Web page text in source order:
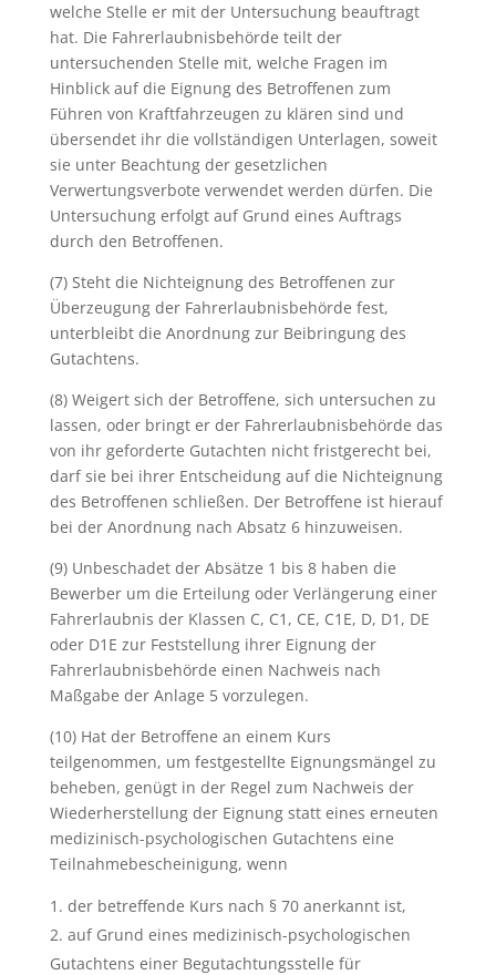
welche Stelle er mit der Untersuchung beauftragt
hat. Die Fahrerlaubnisbehörde teilt der
untersuchenden Stelle mit, welche Fragen im
Hinblick auf die Eignung des Betroffenen zum
Führen von Kraftfahrzeugen zu klären sind und
übersendet ihr die vollständigen Unterlagen, soweit
sie unter Beachtung der gesetzlichen
Verwertungsverbote verwendet werden dürfen. Die
Untersuchung erfolgt auf Grund eines Auftrags
durch den Betroffenen.
(7) Steht die Nichteignung des Betroffenen zur
Überzeugung der Fahrerlaubnisbehörde fest,
unterbleibt die Anordnung zur Beibringung des
Gutachtens.
(8) Weigert sich der Betroffene, sich untersuchen zu
lassen, oder bringt er der Fahrerlaubnisbehörde das
von ihr geforderte Gutachten nicht fristgerecht bei,
darf sie bei ihrer Entscheidung auf die Nichteignung
des Betroffenen schließen. Der Betroffene ist hierauf
bei der Anordnung nach Absatz 6 hinzuweisen.
(9) Unbeschadet der Absätze 1 bis 8 haben die
Bewerber um die Erteilung oder Verlängerung einer
Fahrerlaubnis der Klassen C, C1, CE, C1E, D, D1, DE
oder D1E zur Feststellung ihrer Eignung der
Fahrerlaubnisbehörde einen Nachweis nach
Maßgabe der Anlage 5 vorzulegen.
(10) Hat der Betroffene an einem Kurs
teilgenommen, um festgestellte Eignungsmängel zu
beheben, genügt in der Regel zum Nachweis der
Wiederherstellung der Eignung statt eines erneuten
medizinisch-psychologischen Gutachtens eine
Teilnahmebescheinigung, wenn
der betreffende Kurs nach § 70 anerkannt ist,
auf Grund eines medizinisch-psychologischen
Gutachtens einer Begutachtungsstelle für